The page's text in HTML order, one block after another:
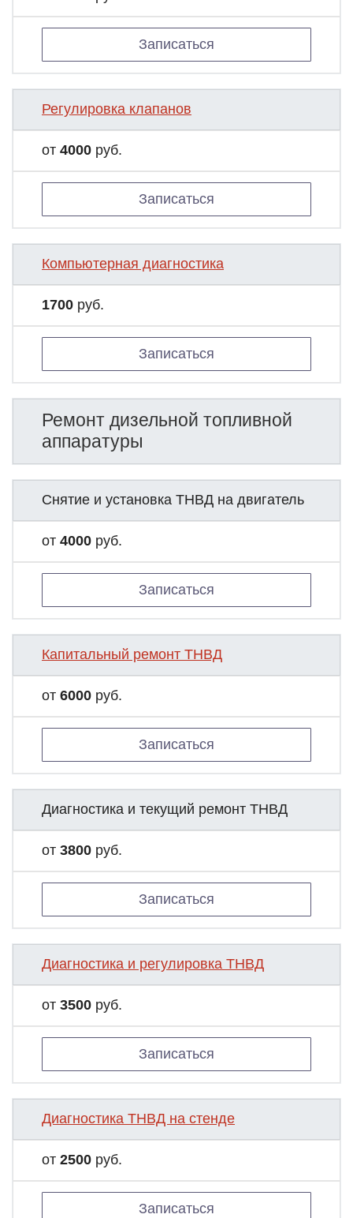
Записаться
Регулировка клапанов
от 4000 руб.
Записаться
Компьютерная диагностика
1700 руб.
Записаться
Ремонт дизельной топливной
аппаратуры
Снятие и установка ТНВД на двигатель
от 4000 руб.
Записаться
Капитальный ремонт ТНВД
от 6000 руб.
Записаться
Диагностика и текущий ремонт ТНВД
от 3800 руб.
Записаться
Диагностика и регулировка ТНВД
от 3500 руб.
Записаться
Диагностика ТНВД на стенде
от 2500 руб.
Записаться